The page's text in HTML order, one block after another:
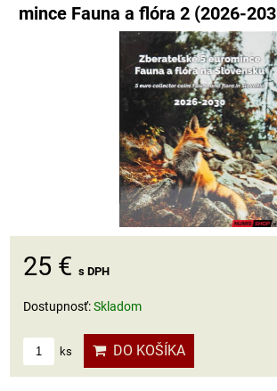
mince Fauna a flóra 2 (2026-
25 € s DPH
Dostupnosť:Skladom
ks DO KOŠÍKA